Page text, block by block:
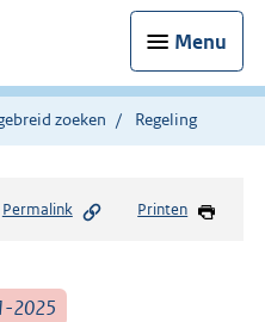
Menu
zoeken Regeling
Permalink Printen
2025